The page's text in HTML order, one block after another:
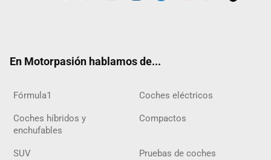
En Motorpasión hablamos de...
Fórmula1 Coches eléctricos
Coches híbridos y
enchufables
Compactos
SUV Pruebas de coches